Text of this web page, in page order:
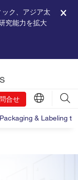
ク、アジア太
究能力を拡大
合せ
& Labeling